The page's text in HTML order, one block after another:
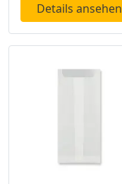
Details ansehen